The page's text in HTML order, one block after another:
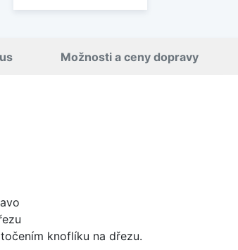
Možnosti a ceny dopravy
knoflíku na dřezu.